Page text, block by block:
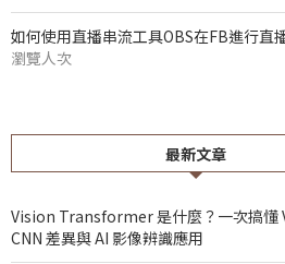
如何使用直播串流工具OBS在FB進行直
瀏覽人次
最新文章
Vision Transformer 是什麼？一次搞懂
CNN 差異與 AI 影像辨識應用